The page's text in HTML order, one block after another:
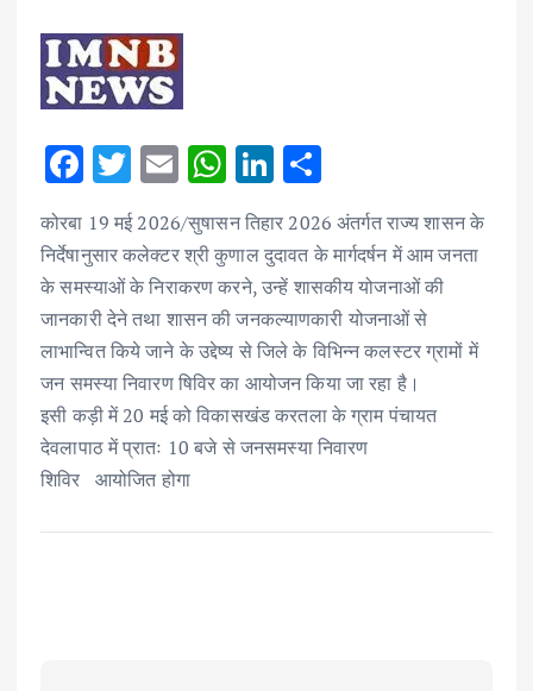
F
e
b
o
o
k
T
w
it
te
r
E
ai
l
W
h
at
s
A
p
p
Li
k
e
dI
n
ar
e
कोरबा 19 मई 2026/सुषासन तिहार 2026 अंतर्गत राज्य शासन के
निर्देषानुसार कलेक्टर श्री कुणाल दुदावत के मार्गदर्षन में आम जनता
के समस्याओं के निराकरण करने, उन्हें शासकीय योजनाओं की
जानकारी देने तथा शासन की जनकल्याणकारी योजनाओं से
लाभान्वित किये जाने के उद्देष्य से जिले के विभिन्न कलस्टर ग्रामों में
जन समस्या निवारण षिविर का आयोजन किया जा रहा है।
इसी कड़ी में 20 मई को विकासखंड करतला के ग्राम पंचायत
देवलापाठ में प्रातः 10 बजे से जनसमस्या निवारण
शिविर आयोजित होगा